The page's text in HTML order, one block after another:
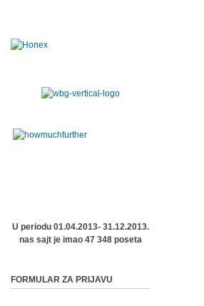
U periodu 01.04.2013- 31.12.2013.
nas sajt je imao 47 348 poseta
FORMULAR ZA PRIJAVU